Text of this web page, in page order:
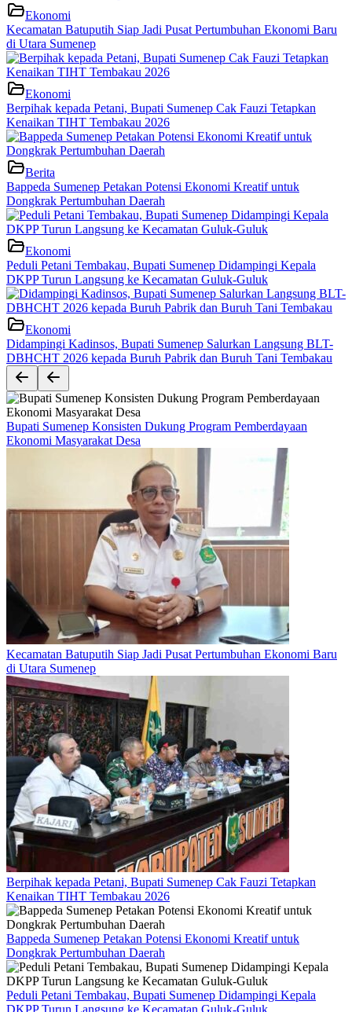
Ekonomi
Kecamatan Batuputih Siap Jadi Pusat Pertumbuhan Ekonomi Baru
di Utara Sumenep
Ekonomi
Berpihak kepada Petani, Bupati Sumenep Cak Fauzi Tetapkan
Kenaikan TIHT Tembakau 2026
Berita
Bappeda Sumenep Petakan Potensi Ekonomi Kreatif untuk
Dongkrak Pertumbuhan Daerah
Ekonomi
Peduli Petani Tembakau, Bupati Sumenep Didampingi Kepala
DKPP Turun Langsung ke Kecamatan Guluk-Guluk
Ekonomi
Didampingi Kadinsos, Bupati Sumenep Salurkan Langsung BLT-
DBHCHT 2026 kepada Buruh Pabrik dan Buruh Tani Tembakau
Bupati Sumenep Konsisten Dukung Program Pemberdayaan
Ekonomi Masyarakat Desa
Kecamatan Batuputih Siap Jadi Pusat Pertumbuhan Ekonomi Baru
di Utara Sumenep
Berpihak kepada Petani, Bupati Sumenep Cak Fauzi Tetapkan
Kenaikan TIHT Tembakau 2026
Bappeda Sumenep Petakan Potensi Ekonomi Kreatif untuk
Dongkrak Pertumbuhan Daerah
Peduli Petani Tembakau, Bupati Sumenep Didampingi Kepala
DKPP Turun Langsung ke Kecamatan Guluk-Guluk